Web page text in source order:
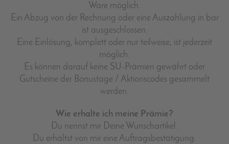
Ware möglich.
Ein Abzug von der Rechnung oder eine Auszahlung in bar
ist ausgeschlossen.
Eine Einlösung, komplett oder nur teilweise, ist jederzeit
möglich.
Es können darauf keine SU-Prämien gewährt oder
Gutscheine der Bonustage / Aktionscodes gesammelt
werden.
Wie erhalte ich meine Prämie?
Du nennst mir Deine Wunschartikel.
Du erhältst von mir eine Auftragsbestätigung.